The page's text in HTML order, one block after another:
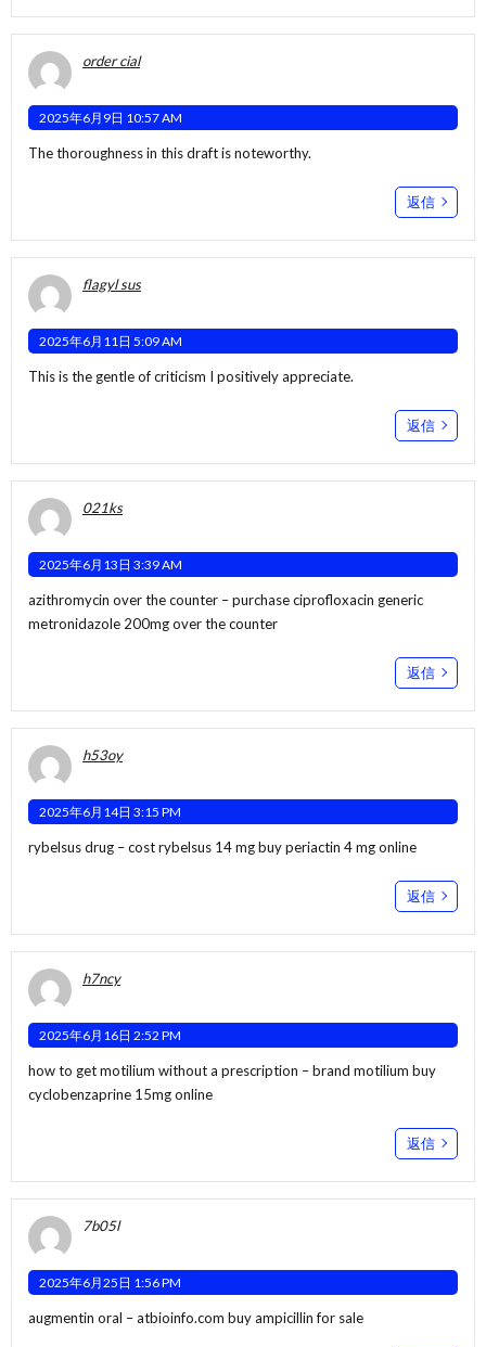
order cial
2025年6月9日 10:57 AM
The thoroughness in this draft is noteworthy.
返信
flagyl sus
2025年6月11日 5:09 AM
This is the gentle of criticism I positively appreciate.
返信
021ks
2025年6月13日 3:39 AM
azithromycin over the counter –purchase ciprofloxacin generic
metronidazole 200mg over the counter
返信
h53oy
2025年6月14日 3:15 PM
rybelsus drug –cost rybelsus 14 mgbuy periactin 4 mg online
返信
h7ncy
2025年6月16日 2:52 PM
how to get motilium without a prescription –brand motilium buy
cyclobenzaprine 15mg online
返信
7b05l
2025年6月25日 1:56 PM
augmentin oral –atbioinfo.com buy ampicillin for sale